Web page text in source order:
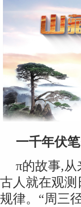
一千年伏
π的故事,
古人就在观
规律。“周三